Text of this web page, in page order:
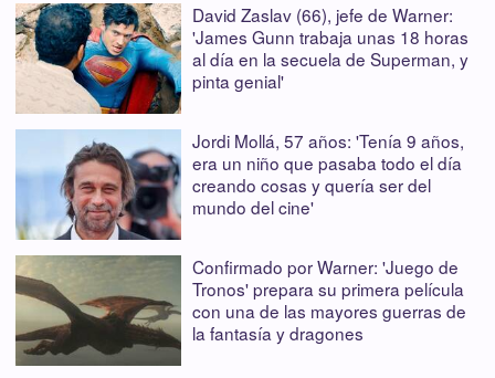
David Zaslav (66), jefe de Warner:
'James Gunn trabaja unas 18 horas
al día en la secuela de Superman, y
pinta genial'
Jordi Mollá, 57 años: 'Tenía 9 años,
era un niño que pasaba todo el día
creando cosas y quería ser del
mundo del cine'
Confirmado por Warner: 'Juego de
Tronos' prepara su primera película
con una de las mayores guerras de
la fantasía y dragones